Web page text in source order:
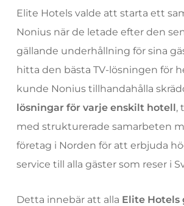
Elite Hotels valde att starta ett
Nonius när de letade efter den
gällande underhållning för sina
hitta den bästa TV-lösningen för
kunde Nonius tillhandahålla
lösningar för varje enskilt hotell,
med strukturerade samarbeten
företag i Norden för att erbjuda
service till alla gäster som reser i
Detta innebär att alla Elite Hotels